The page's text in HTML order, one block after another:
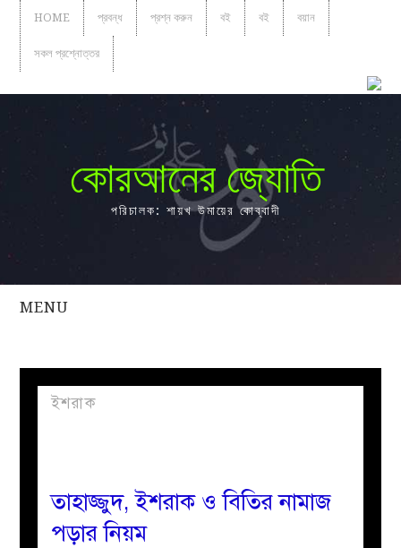
HOME প্রবন্ধ প্রশ্ন করুন বই বই বয়ান
সকল প্রশ্নোত্তর
কোরআনের জ্যোতি
পরিচালক: শায়খ উমায়ের কোব্বাদী
MENU
সকল
প্রবন্ধ
নারীদের
পাতা
ইশরাক
তাহাজ্জুদ, ইশরাক ও বিতির নামাজ
পড়ার নিয়ম